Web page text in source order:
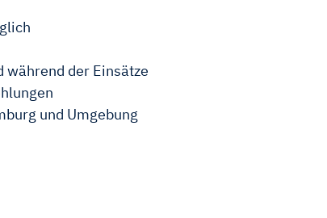
während der Einsätze
und Umgebung